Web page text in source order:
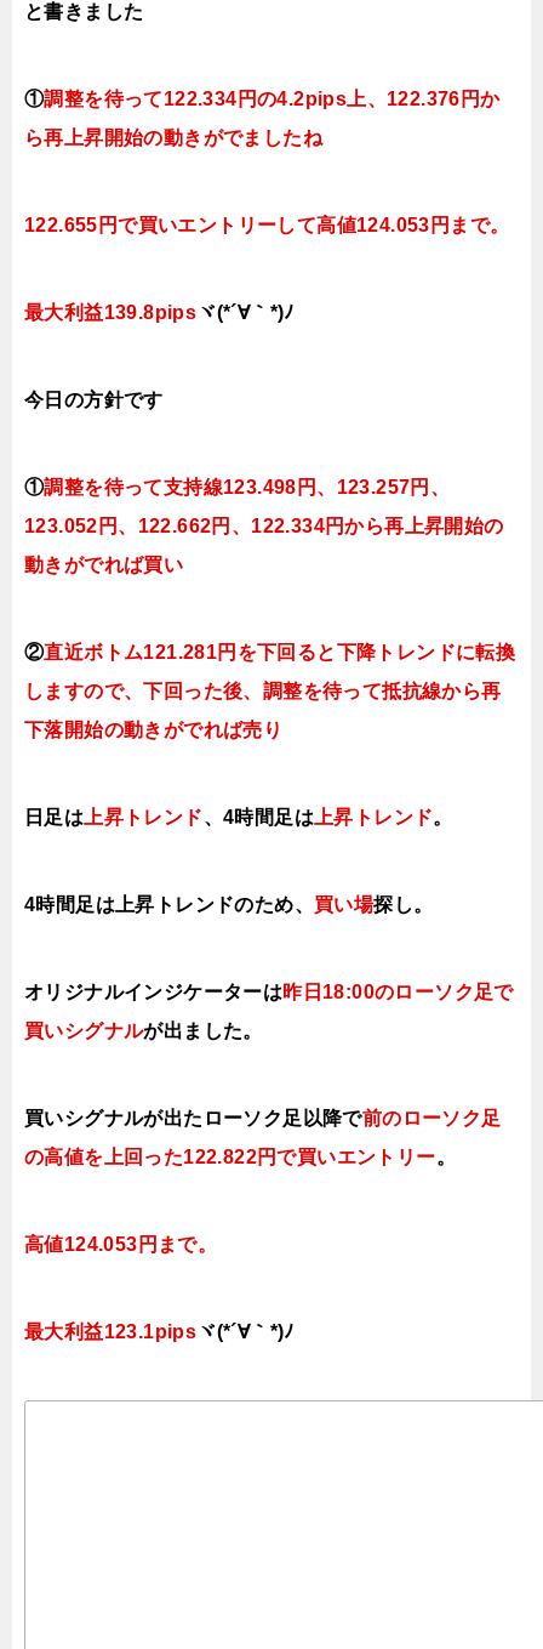
と書きました
①調整を待って122.334円の4.2pips上、122.376円か
ら再上昇開始の動きがでましたね
122.655円で買いエントリーして高値124.053円まで。
最大利益139.8pips ヾ(*´∀｀*)ﾉ
今日 の方針です
①調整を待って支持線123.498円、123.257円、
123.052円、122.662円、122.334円から再上昇開始の
動きがでれば買い
②直近ボトム121.281円を下回ると下降トレンドに転換
しますので、下回った後、調整を待って抵抗線から再
下落開始の動きがでれば売り
日足は 上昇トレンド、4時間足は 上昇トレンド。
4時間足は上昇ト レンドのため、 買い場探し。
オリジナルインジケーターは昨日18:00のローソク足で
買いシグナルが出ました。
買いシグナルが出たローソク足以降で前のローソク足
の高値を上回った122.822円で買いエントリー。
高値124.053円まで。
最大利益123.1pips ヾ(*´∀｀*)ﾉ